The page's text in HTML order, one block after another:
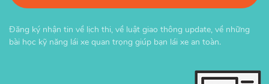
Đăng ký nhận tin về lịch thi, về luật giao thông update, về những
bài học kỹ năng lái xe quan trọng giúp bạn lái xe an toàn.